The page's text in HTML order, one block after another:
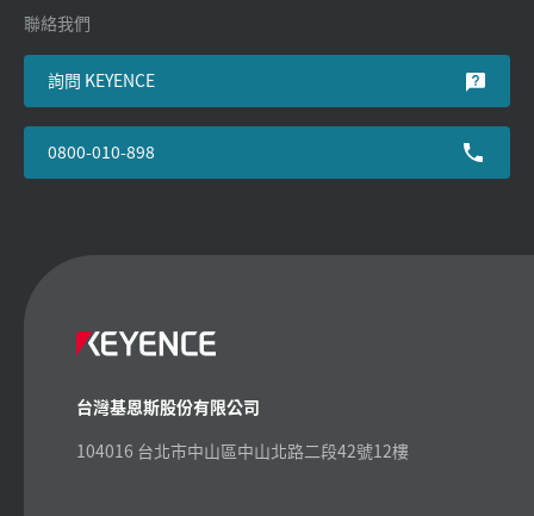
聯絡我們
詢問 KEYENCE
0800-010-898
台灣基恩斯股份有限公司
104016 台北市中山區中山北路二段42號12樓